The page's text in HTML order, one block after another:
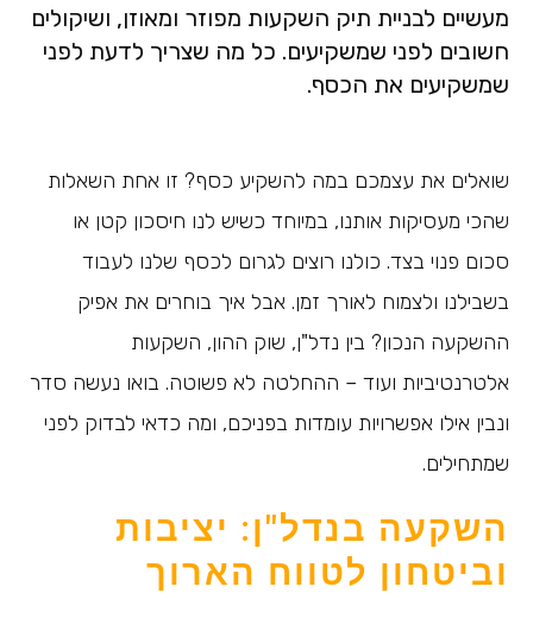
מעשיים לבניית תיק השקעות מפוזר ומאוזן, ושיקולים
חשובים לפני שמשקיעים. כל מה שצריך לדעת לפני
שמשקיעים את הכסף.
שואלים את עצמכם במה להשקיע כסף? זו אחת השאלות
שהכי מעסיקות אותנו, במיוחד כשיש לנו חיסכון קטן או
סכום פנוי בצד. כולנו רוצים לגרום לכסף שלנו לעבוד
בשבילנו ולצמוח לאורך זמן. אבל איך בוחרים את אפיק
ההשקעה הנכון? בין נדל"ן, שוק ההון, השקעות
אלטרנטיביות ועוד – ההחלטה לא פשוטה. בואו נעשה סדר
ונבין אילו אפשרויות עומדות בפניכם, ומה כדאי לבדוק לפני
שמתחילים.
השקעה בנדל"ן: יציבות
וביטחון לטווח הארוך